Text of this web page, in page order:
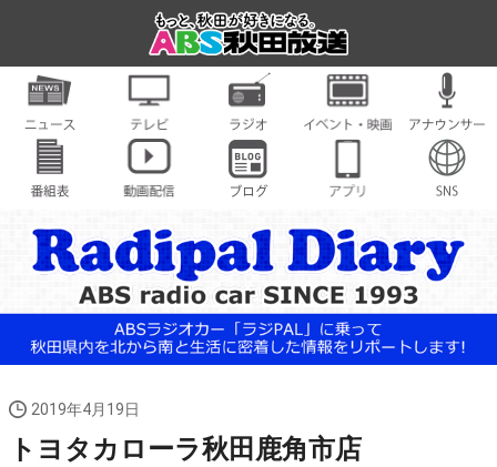
2019年4月19日
トヨタカローラ秋田鹿角市店